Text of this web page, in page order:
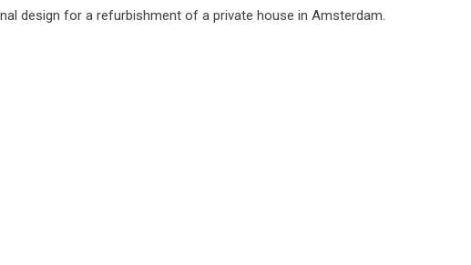
design for a refurbishment of a private house in Amsterdam.